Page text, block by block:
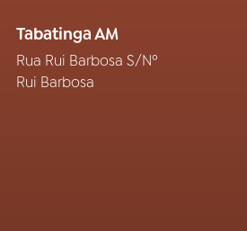
Tabatinga AM
Rua Rui Barbosa S/Nº
Rui Barbosa